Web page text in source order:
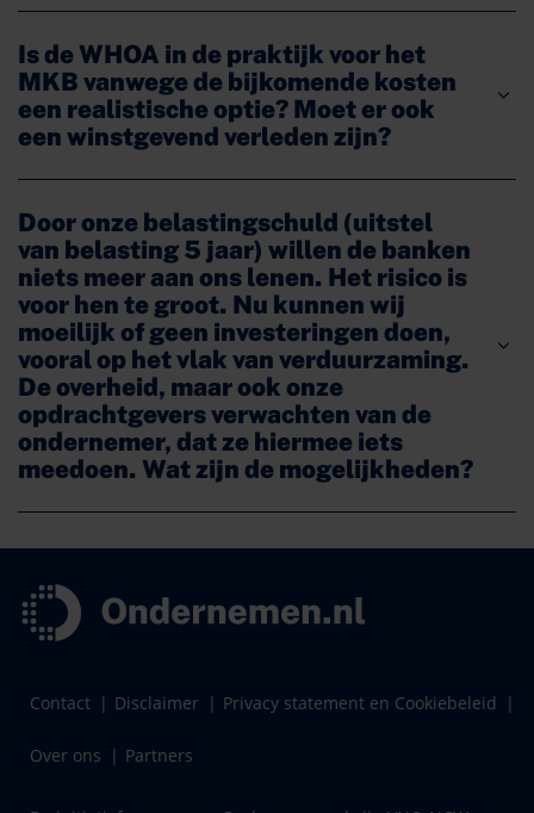
Is de WHOA in de praktijk voor het
MKB vanwege de bijkomende kosten
een realistische optie? Moet er ook
een winstgevend verleden zijn?
Door onze belastingschuld (uitstel
van belasting 5 jaar) willen de banken
niets meer aan ons lenen. Het risico is
voor hen te groot. Nu kunnen wij
moeilijk of geen investeringen doen,
vooral op het vlak van verduurzaming.
De overheid, maar ook onze
opdrachtgevers verwachten van de
ondernemer, dat ze hiermee iets
meedoen. Wat zijn de mogelijkheden?
Contact Disclaimer Privacy statement en Cookiebeleid
Over ons Partners